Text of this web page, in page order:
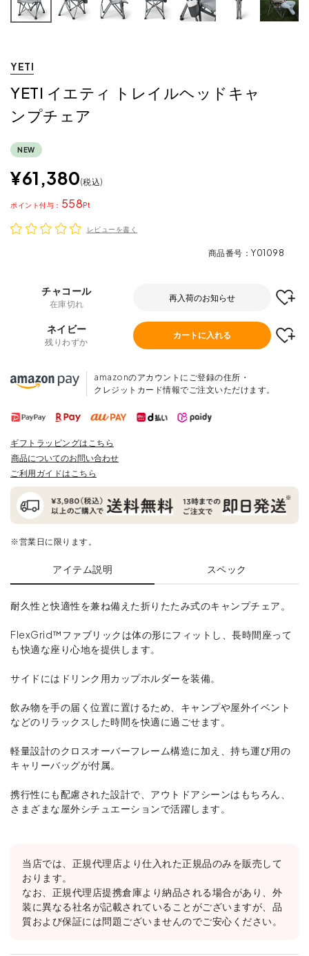
YETI
YETI イエティ トレイルヘッドキャ
ンプチェア
NEW
¥61,380 税込
558
ポイント
レビューを書く
商品番号 Y01098
チャコール
在庫切れ
再入荷のお知らせ
ネイビー
残りわずか
カートに入れる
amazonのアカウントにご登録の住所・
クレジットカード情報でご注文いただけます。
ギフトラッピングはこちら
商品についてのお問い合わせ
ご利用ガイドはこちら
※営業日に限ります。
アイテム説明 スペック
耐久性と快適性を兼ね備えた折りたたみ式のキャンプチェア。
FlexGrid™ファブリックは体の形にフィットし、長時間座って
も快適な座り心地を提供します。
サイドにはドリンク用カップホルダーを装備。
飲み物を手の届く位置に置けるため、キャンプや屋外イベント
などのリラックスした時間を快適に過ごせます。
軽量設計のクロスオーバーフレーム構造に加え、持ち運び用の
キャリーバッグが付属。
携行性にも配慮された設計で、アウトドアシーンはもちろん、
さまざまな屋外シチュエーションで活躍します。
当店では、正規代理店より仕入れた正規品のみを販売して
おります。
なお、正規代理店提携倉庫より納品される場合があり、外
装に異なる社名が記載されていることがございますが、品
質および保証には問題ございませんのでご安心ください。